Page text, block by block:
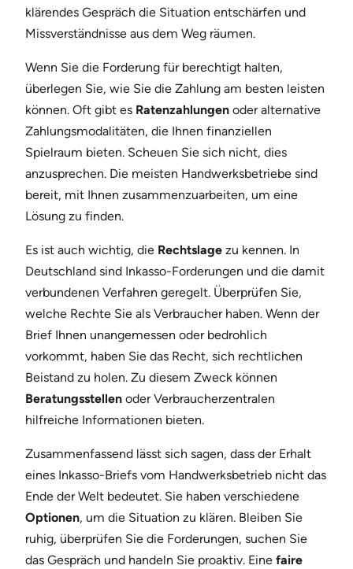
klärendes Gespräch die Situation entschärfen und
Missverständnisse aus dem Weg räumen.
Wenn Sie die Forderung für berechtigt halten,
überlegen Sie, wie Sie die Zahlung am besten leisten
können. Oft gibt es Ratenzahlungen oder alternative
Zahlungsmodalitäten, die Ihnen finanziellen
Spielraum bieten. Scheuen Sie sich nicht, dies
anzusprechen. Die meisten Handwerksbetriebe sind
bereit, mit Ihnen zusammenzuarbeiten, um eine
Lösung zu finden.
Es ist auch wichtig, die Rechtslage zu kennen. In
Deutschland sind Inkasso-Forderungen und die damit
verbundenen Verfahren geregelt. Überprüfen Sie,
welche Rechte Sie als Verbraucher haben. Wenn der
Brief Ihnen unangemessen oder bedrohlich
vorkommt, haben Sie das Recht, sich rechtlichen
Beistand zu holen. Zu diesem Zweck können
Beratungsstellen oder Verbraucherzentralen
hilfreiche Informationen bieten.
Zusammenfassend lässt sich sagen, dass der Erhalt
eines Inkasso-Briefs vom Handwerksbetrieb nicht das
Ende der Welt bedeutet. Sie haben verschiedene
Optionen, um die Situation zu klären. Bleiben Sie
ruhig, überprüfen Sie die Forderungen, suchen Sie
das Gespräch und handeln Sie proaktiv. Eine faire